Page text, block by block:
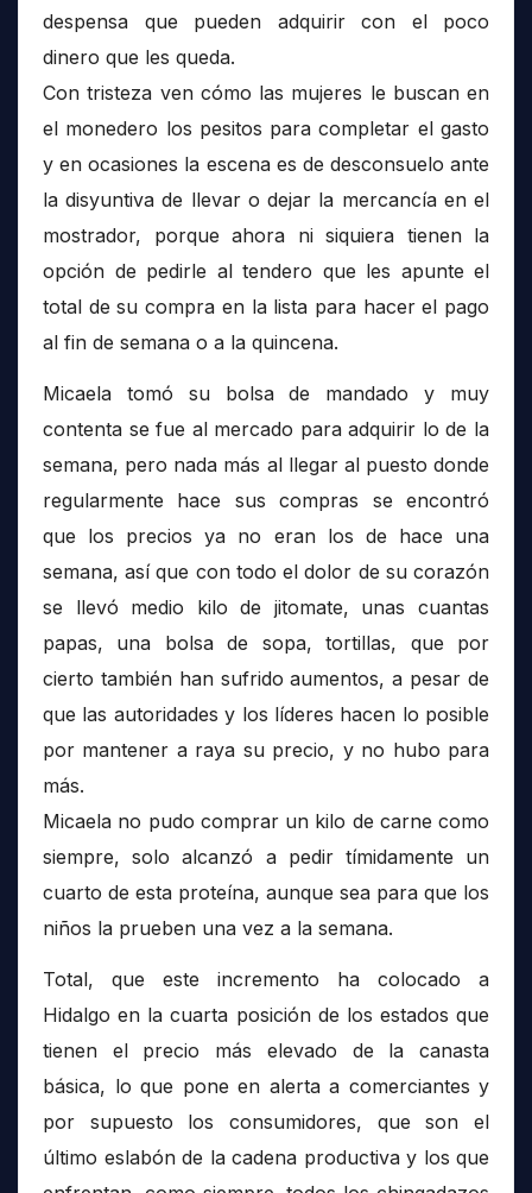
despensa que pueden adquirir con el poco
dinero que les queda.
Con tristeza ven cómo las mujeres le buscan en
el monedero los pesitos para completar el gasto
y en ocasiones la escena es de desconsuelo ante
la disyuntiva de llevar o dejar la mercancía en el
mostrador, porque ahora ni siquiera tienen la
opción de pedirle al tendero que les apunte el
total de su compra en la lista para hacer el pago
al fin de semana o a la quincena.
Micaela tomó su bolsa de mandado y muy
contenta se fue al mercado para adquirir lo de la
semana, pero nada más al llegar al puesto donde
regularmente hace sus compras se encontró
que los precios ya no eran los de hace una
semana, así que con todo el dolor de su corazón
se llevó medio kilo de jitomate, unas cuantas
papas, una bolsa de sopa, tortillas, que por
cierto también han sufrido aumentos, a pesar de
que las autoridades y los líderes hacen lo posible
por mantener a raya su precio, y no hubo para
más.
Micaela no pudo comprar un kilo de carne como
siempre, solo alcanzó a pedir tímidamente un
cuarto de esta proteína, aunque sea para que los
niños la prueben una vez a la semana.
Total, que este incremento ha colocado a
Hidalgo en la cuarta posición de los estados que
tienen el precio más elevado de la canasta
básica, lo que pone en alerta a comerciantes y
por supuesto los consumidores, que son el
último eslabón de la cadena productiva y los que